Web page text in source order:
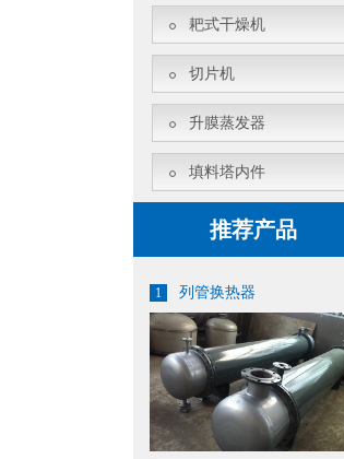
耙式干燥机
切片机
升膜蒸发器
填料塔内件
推荐产品
1 列管换热器